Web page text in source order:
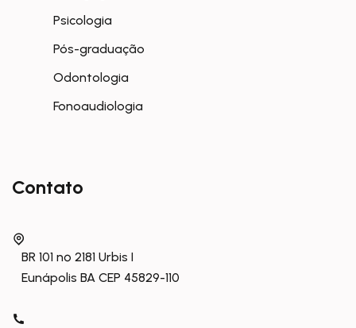
Psicologia
Pós-graduação
Odontologia
Fonoaudiologia
Contato
BR 101 nº 2181 Urbis I
Eunápolis BA CEP 45829-110